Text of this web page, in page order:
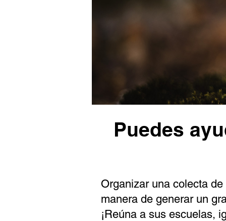
Puedes
Organizar una colecta
manera de generar un
¡Reúna a sus escuelas,